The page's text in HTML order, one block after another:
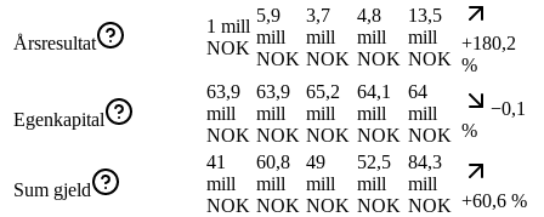
Årsresultat
1 mill
NOK
5,9
mill
NOK
3,7
mill
NOK
4,8
mill
NOK
13,5
mill
NOK
+180,2
%
Egenkapital
63,9
mill
NOK
63,9
mill
NOK
65,2
mill
NOK
64,1
mill
NOK
64
mill
NOK
−0,1
%
Sum gjeld
41
mill
NOK
60,8
mill
NOK
49
mill
NOK
52,5
mill
NOK
84,3
mill
NOK +60,6 %